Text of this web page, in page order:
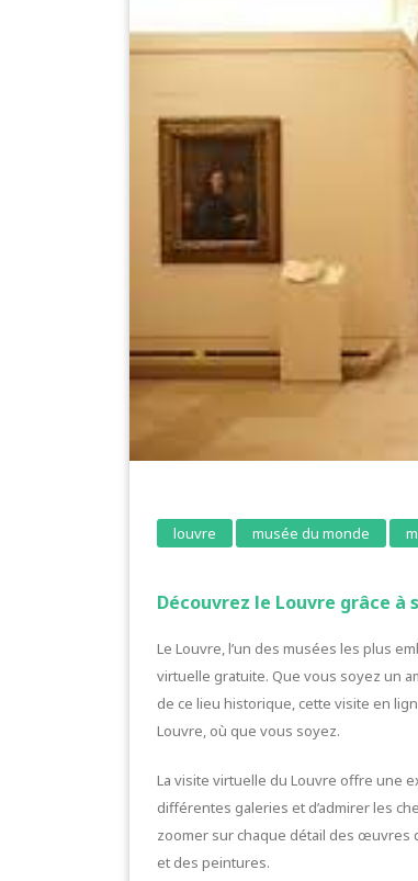
louvre musée du monde
Découvrez le Louvre grâce
Le Louvre, l’un des musées les plus
virtuelle gratuite. Que vous soyez un
de ce lieu historique, cette visite en
Louvre, où que vous soyez.
La visite virtuelle du Louvre offre une
différentes galeries et d’admirer les
zoomer sur chaque détail des œuvres
et des peintures.